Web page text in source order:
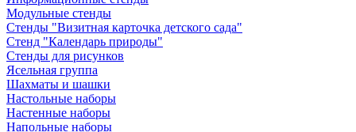
Модульные стенды
Стенды "Визитная карточка детского сада"
Стенд "Календарь природы"
Стенды для рисунков
Ясельная группа
Шахматы и шашки
Настольные наборы
Настенные наборы
Напольные наборы